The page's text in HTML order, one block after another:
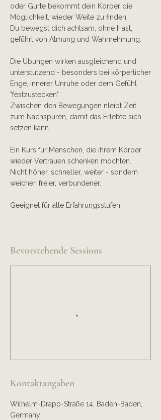
oder Gurte bekommt dein Körper die
Möglichkeit, wieder Weite zu finden.
Du bewegst dich achtsam, ohne Hast,
geführt von Atmung und Wahrnehmung.
Die Übungen wirken ausgleichend und
unterstützend - besonders bei körperlicher
Enge, innerer Unruhe oder dem Gefühl
"festzustecken".
Zwischen den Bewegungen nleibt Zeit
zum Nachspüren, damit das Erlebte sich
setzen kann.
Ein Kurs für Menschen, die ihrem Körper
wieder Vertrauen schenken möchten.
Nicht höher, schneller, weiter - sondern
weicher, freier, verbundener.
Geeignet für alle Erfahrungsstufen.
Bevorstehende Sessions
Kontaktangaben
Wilhelm-Drapp-Straße 14, Baden-Baden,
Germany